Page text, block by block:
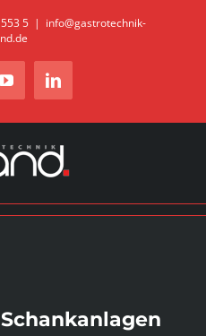
5 | info@gastrotechnik-
YouTubeLinkedIn